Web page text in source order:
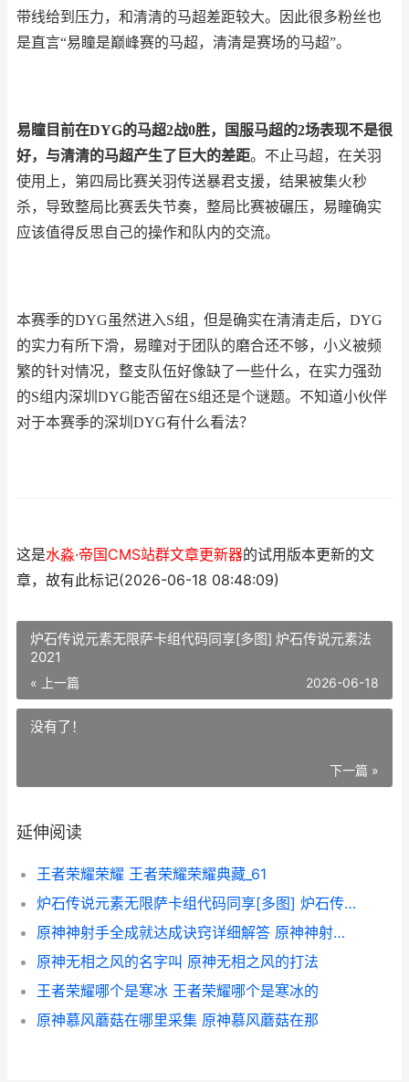
带线给到压力，和清清的马超差距较大。因此很多粉丝也
是直言“易瞳是巅峰赛的马超，清清是赛场的马超”。
易瞳目前在DYG的马超2战0胜，国服马超的2场表现不是很
好，与清清的马超产生了巨大的差距。不止马超，在关羽
使用上，第四局比赛关羽传送暴君支援，结果被集火秒
杀，导致整局比赛丢失节奏，整局比赛被碾压，易瞳确实
应该值得反思自己的操作和队内的交流。
本赛季的DYG虽然进入S组，但是确实在清清走后， DYG
的实力有所下滑，易瞳对于团队的磨合还不够，小义被频
繁的针对情况，整支队伍好像缺了一些什么，在实力强劲
的S组内深圳 DYG能否留在S组还是个谜题。不知道小伙伴
对于本赛季的深圳 DYG有什么看法？
这是水淼·帝国CMS站群文章更新器的试用版本更新的文
章，故有此标记(2026-06-18 08:48:09)
炉石传说元素无限萨卡组代码同享[多图] 炉石传说元素法
2021
« 上一篇 2026-06-18
没有了！
下一篇 »
延伸阅读
王者荣耀荣耀 王者荣耀荣耀典藏_61
炉石传说元素无限萨卡组代码同享[多图] 炉石传说元素法2021
原神神射手全成就达成诀窍详细解答 原神神射手任务怎么做
原神无相之风的名字叫 原神无相之风的打法
王者荣耀哪个是寒冰 王者荣耀哪个是寒冰的
原神慕风蘑菇在哪里采集 原神慕风蘑菇在那